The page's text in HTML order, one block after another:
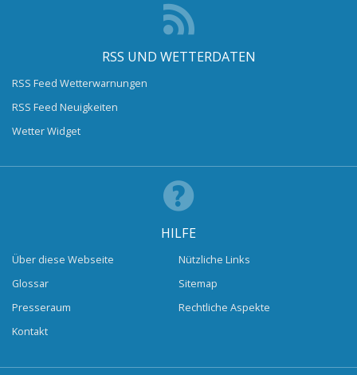
RSS UND WETTERDATEN
RSS Feed Wetterwarnungen
RSS Feed Neuigkeiten
Wetter Widget
HILFE
Über diese Webseite
Glossar
Presseraum
Kontakt
Nützliche Links
Sitemap
Rechtliche Aspekte